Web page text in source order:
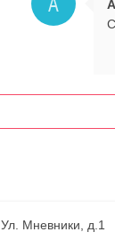
Ул. Мневники, д.1